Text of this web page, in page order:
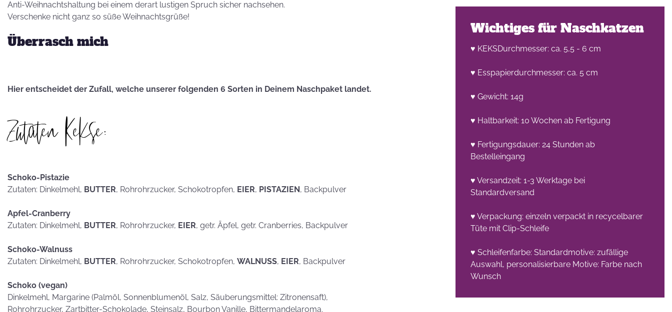
KEKSRekorde
Vatertag, für die
muss man sich
saufen
Mehr als nur ein
Anti-Weihnachtshaltung bei einem derart lustigen Spruch sicher nachsehen.
Verschenke nicht ganz so süße Weihnachtsgrüße!
Überrasch mich
Hier entscheidet der Zufall, welche unserer folgenden 6 Sorten in Deinem Naschpaket landet.
Zutaten Kekse:
Schoko-Pistazie
Zutaten: Dinkelmehl, BUTTER, Rohrohrzucker, Schokotropfen, EIER, PISTAZIEN, Backpulver
Apfel-Cranberry
Zutaten: Dinkelmehl, BUTTER, Rohrohrzucker, EIER, getr. Äpfel, getr. Cranberries, Backpulver
Schoko-Walnuss
Zutaten: Dinkelmehl, BUTTER, Rohrohrzucker, Schokotropfen, WALNUSS, EIER, Backpulver
Schoko (vegan)
Dinkelmehl, Margarine (Palmöl, Sonnenblumenöl, Salz, Säuberungsmittel: Zitronensaft),
Rohrohrzucker, Zartbitter-Schokolade, Steinsalz, Bourbon Vanille, Bittermandelaroma.
Wichtiges für Naschkatzen
♥ KEKSDurchmesser: ca. 5,5 - 6 cm
♥ Esspapierdurchmesser: ca. 5 cm
♥ Gewicht: 14g
♥ Haltbarkeit: 10 Wochen ab Fertigung
♥ Fertigungsdauer: 24 Stunden ab
Bestelleingang
♥ Versandzeit: 1-3 Werktage bei
Standardversand
♥ Verpackung: einzeln verpackt in recycelbarer
Tüte mit Clip-Schleife
♥ Schleifenfarbe: Standardmotive: zufällige
Auswahl, personalisierbare Motive: Farbe nach
Wunsch